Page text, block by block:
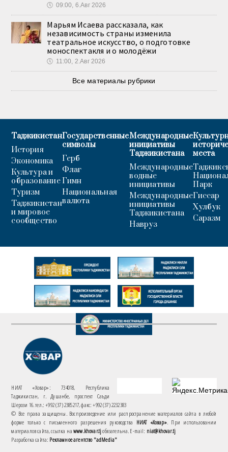
🕔 09:00, 6.Авг 2026
Марьям Исаева рассказала, как
независимость страны изменила
театральное искусство, о подготовке
моноспектакля и о молодёжи
🕔 11:00, 2.Авг 2026
Все материалы рубрики
Таджикистан
История
Экономика
Культура и
образование
Туризм
Таджикистан
и мировое
сообщество
Государственные
символы
Герб
Флаг
Гимн
Национальная
валюта
Международные
инициативы
Таджикистана
Международные
водные
инициативы
Международные
инициативы
Таджикистана
Навруз
места
Парк
Гиссар
Хулбук
Саразм
НИАТ «Ховар»: 734018, Республика
Таджикистан, г. Душанбе, проспект Саъди
Шерози 16. тел.: +992 (37) 2385217, факс: +992 (37) 2232383
© Все права защищены. Воспроизведение или распространение материалов сайта в любой
форме только с письменного разрешения руководства НИАТ «Ховар». При использовании
материалов сайта, ссылка наwww.khovar.tjобязательна. E-mail: niat@khovar.tj
Разработка сайта: Рекламное агентство "adMedia"